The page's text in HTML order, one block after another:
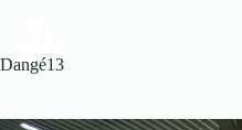
Dangé13